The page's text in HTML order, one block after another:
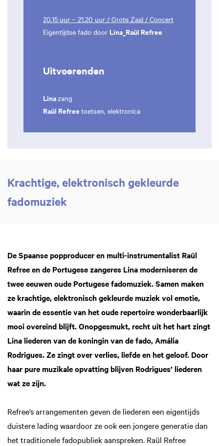
20.15 uur – 21.20 uur / Grote Zaal / Concert
Eigentijdse fado door Lina_Raül Refree
Uitvoerenden
Linazang
Raül Refree toetsen, elektronica
Krachtige, elektronisch gekleurde
fadomuziek
De Spaanse popproducer en multi-instrumentalist Raül
Refree en de Portugese zangeres Lina moderniseren de
twee eeuwen oude Portugese fadomuziek. Samen maken
ze krachtige, elektronisch gekleurde muziek vol emotie,
waarin de essentie van het oude repertoire wonderbaarlijk
mooi overeind blijft. Onopgesmukt, recht uit het hart zingt
Lina liederen van de koningin van de fado, Amália
Rodrigues. Ze zingt over verlies, liefde en het geloof. Door
haar pure muzikale opvatting blijven Rodrigues’ liederen
wat ze zijn.
Refree’s arrangementen geven de liederen een eigentijds
duistere lading waardoor ze ook een jongere generatie dan
het traditionele fadopubliek aanspreken. Raül Refree